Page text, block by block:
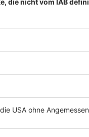
Richterinnen und
sich die Argumente der
NRW-
Anzeige